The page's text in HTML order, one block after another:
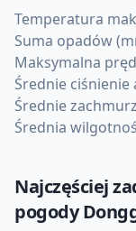
Temperatura
Suma opadów
Maksymalna
Średnie ciśnienie
Średnie
Średnia
Najczęściej
pogody